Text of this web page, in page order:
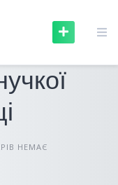
НЕМАЄ